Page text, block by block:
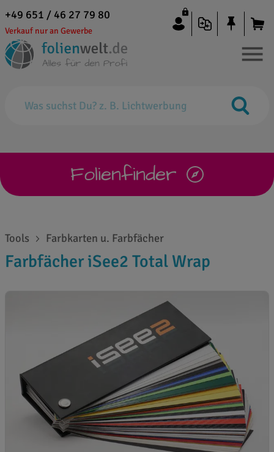
+49 651 / 46 27 79 80
Verkauf nur an Gewerbe
Folienfinder
Tools Farbkarten u. Farbfächer
Farbfächer iSee2 Total Wrap